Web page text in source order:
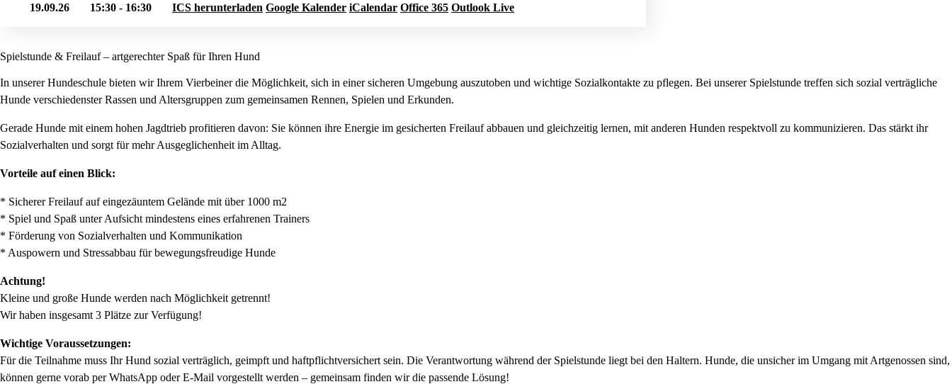
19.09.26 15:30 - 16:30 ICS herunterladen Google Kalender iCalendar Office 365 Outlook Live
Spielstunde & Freilauf – artgerechter Spaß für Ihren Hund
In unserer Hundeschule bieten wir Ihrem Vierbeiner die Möglichkeit, sich in einer sicheren Umgebung auszutoben und wichtige Sozialkontakte zu pflegen. Bei unserer Spielstunde treffen sich sozial verträgliche
Hunde verschiedenster Rassen und Altersgruppen zum gemeinsamen Rennen, Spielen und Erkunden.
Gerade Hunde mit einem hohen Jagdtrieb profitieren davon: Sie können ihre Energie im gesicherten Freilauf abbauen und gleichzeitig lernen, mit anderen Hunden respektvoll zu kommunizieren. Das stärkt ihr
Sozialverhalten und sorgt für mehr Ausgeglichenheit im Alltag.
Vorteile auf einen Blick:
* Sicherer Freilauf auf eingezäuntem Gelände mit über 1000 m2
* Spiel und Spaß unter Aufsicht mindestens eines erfahrenen Trainers
* Förderung von Sozialverhalten und Kommunikation
* Auspowern und Stressabbau für bewegungsfreudige Hunde
Achtung!
Kleine und große Hunde werden nach Möglichkeit getrennt!
Wir haben insgesamt 3 Plätze zur Verfügung!
Wichtige Voraussetzungen:
Für die Teilnahme muss Ihr Hund sozial verträglich, geimpft und haftpflichtversichert sein. Die Verantwortung während der Spielstunde liegt bei den Haltern. Hunde, die unsicher im Umgang mit Artgenossen sind,
können gerne vorab per WhatsApp oder E-Mail vorgestellt werden – gemeinsam finden wir die passende Lösung!